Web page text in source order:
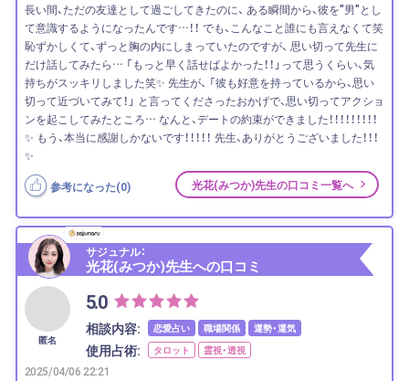
長い間、ただの友達として過ごしてきたのに、 ある瞬間から、彼を"男"とし
て意識するようになったんです…！！ でも、こんなこと誰にも言えなくて笑
恥ずかしくて、ずっと胸の内にしまっていたのですが、 思い切って先生に
だけ話してみたら… 「もっと早く話せばよかった！！」って思うくらい、気
持ちがスッキリしました笑✨ 先生が、 「彼も好意を持っているから、思い
切って近づいてみて！」 と言ってくださったおかげで、思い切ってアクショ
ンを起こしてみたところ… なんと、デートの約束ができました！！！！！！！！！
✨ もう、本当に感謝しかないです！！！！！ 先生、ありがとうございました！！！
✨
参考になった(0) 光花(みつか)先生の口コミ一覧へ
サジュナル：
光花(みつか)先生への口コミ
匿名
5.0
相談内容: 恋愛占い 職場関係 運勢・運気
使用占術: タロット 霊視・透視
2025/04/06 22:21